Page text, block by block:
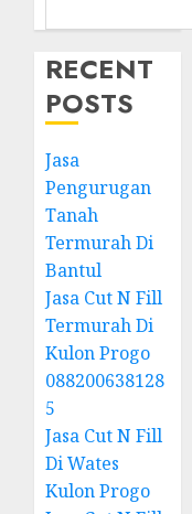
RECENT
POSTS
Jasa
Pengurugan
Tanah
Termurah Di
Bantul
Jasa Cut N Fill
Termurah Di
Kulon Progo
088200638128
5
Jasa Cut N Fill
Di Wates
Kulon Progo